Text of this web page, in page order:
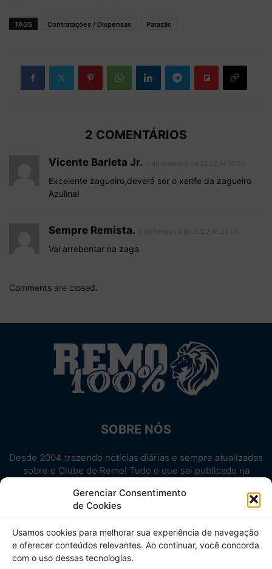
Gerenciar Consentimento
de Cookies
Usamos cookies para melhorar sua experiência de navegação
e oferecer conteúdos relevantes. Ao continuar, você concorda
com o uso dessas tecnologias.
TAGS Contratações / Dispensas Parazão
2 COMENTÁRIOS
Vicente Barleta Jr.
Excelente zagueiro,deverá ser o xerife da zagueiro
Azulina!
Sempre Remista.
Vai arrebentar na zaga
Comments are closed.
SOBRE NÓS
Desde 2004 trazendo notícias diárias e sempre atualizadas
sobre o Clube do Remo! Tudo o que sai publicado na
Aproveite! Site não-oficial.
SIGA-NOS